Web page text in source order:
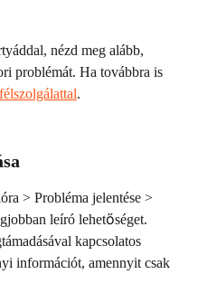
problémát. Ha továbbra is
.
> Probléma jelentése >
leíró lehetőséget.
kapcsolatos
információt, amennyit csak